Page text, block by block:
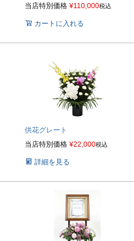
当店特別価格 ¥110,000税込
カートに入れる
供花グレート
当店特別価格 ¥22,000税込
詳細を見る